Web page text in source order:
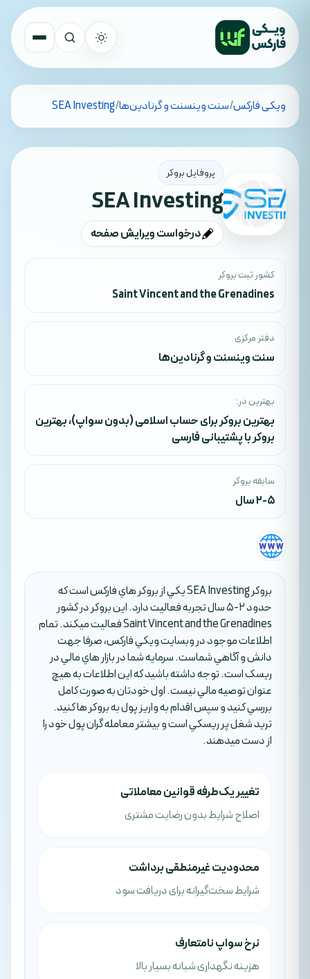
تمام کشورها
جستجو ویکی فارکس/سنت وینسنت و گرنادین‌ها/
SEA Investing
پروفایل بروکر
SEA Investing
درخواست ویرایش صفحه
کشور ثبت بروکر
Saint Vincent and the Grenadines
دفتر مرکزی
سنت وینسنت و گرنادین‌ها
بهترین در:
بهترین بروکر برای حساب اسلامی (بدون سواپ)،بهترین
بروکر با پشتیبانی فارسی
سابقه بروکر
2-5 سال
بروکر SEA Investing يکي از بروکر هاي فارکس است که
حدود 2-5 سال تجربه فعاليت دارد. اين بروکر در کشور
Saint Vincent and the Grenadines فعاليت ميکند. تمام
اطلاعات موجود در وبسايت ويکي فارکس، صرفا جهت
دانش و آگاهي شماست. سرمايه شما در بازار هاي مالي در
ريسک است. توجه داشته باشيد که اين اطلاعات به هيچ
عنوان توصيه مالي نيست. اول خودتان به صورت کامل
بررسي کنيد و سپس اقدام به واريز پول به بروکر ها کنيد.
تريد شغل پر ريسکي است و بيشتر معامله گران پول خود را
از دست ميدهند.
تغییر یک‌طرفه قوانین معاملاتی
اصلاح شرایط بدون رضایت مشتری
محدودیت غیرمنطقی برداشت
شرایط سخت‌گیرانه برای دریافت سود
نرخ سواپ نامتعارف
هزینه نگهداری شبانه بسیار بالا